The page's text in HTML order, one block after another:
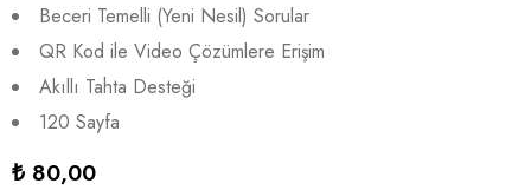
Beceri Temelli (Yeni Nesil) Sorular
QR Kod ile Video Çözümlere Erişim
Akıllı Tahta Desteği
120 Sayfa
₺ 80,00